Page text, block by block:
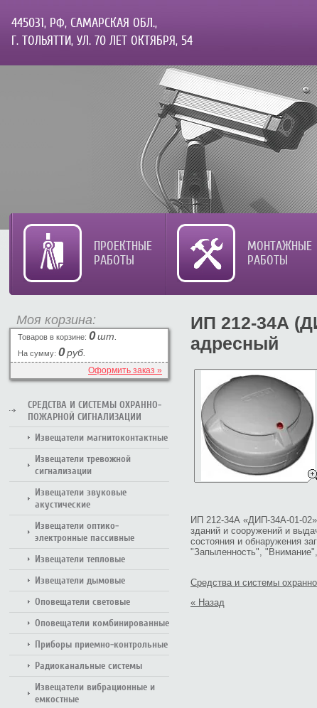
445031, РФ, САМАРСКАЯ ОБЛ.,
Г. ТОЛЬЯТТИ, УЛ. 70 ЛЕТ ОКТЯБРЯ, 54
ПРОЕКТНЫЕ
РАБОТЫ
МОНТАЖНЫЕ
РАБОТЫ
ИП 212-34А
адресный
ИП 212-34А «ДИП-34А-01-
зданий и сооружений и
состояния и обнаружения
"Запыленность",
Средства и системы
« Назад
Моя корзина:
Товаров в корзине: 0шт.
На сумму: 0руб.
Оформить заказ »
СРЕДСТВА И СИСТЕМЫ ОХРАННО-
ПОЖАРНОЙ СИГНАЛИЗАЦИИ
Извещатели магнитоконтактные
Извещатели тревожной
сигнализации
Извещатели звуковые
акустические
Извещатели оптико-
электронные пассивные
Извещатели тепловые
Извещатели дымовые
Оповещатели световые
Оповещатели комбинированные
Приборы приемно-контрольные
Радиоканальные системы
Извещатели вибрационные и
емкостные